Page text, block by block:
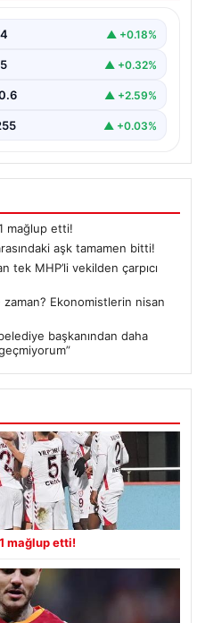
▲ +0.18%
▲ +0.32%
▲ +2.59%
▲ +0.03%
mağlup etti!
aşk tamamen bitti!
tek MHP’li vekilden çarpıcı
zaman? Ekonomistlerin nisan
başkanından daha
mağlup etti!